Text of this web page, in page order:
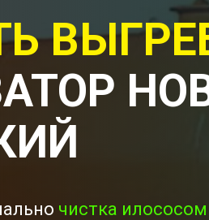
чистка